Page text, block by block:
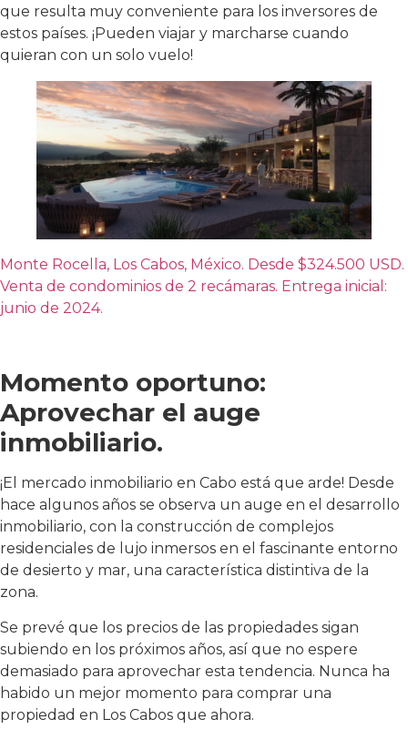
que resulta muy conveniente para los inversores de
estos países. ¡Pueden viajar y marcharse cuando
quieran con un solo vuelo!
Monte Rocella, Los Cabos, México. Desde $324.500 USD.
Venta de condominios de 2 recámaras. Entrega inicial:
junio de 2024.‍
Momento oportuno:
Aprovechar el auge
inmobiliario.
¡El mercado inmobiliario en Cabo está que arde! Desde
hace algunos años se observa un auge en el desarrollo
inmobiliario, con la construcción de complejos
residenciales de lujo inmersos en el fascinante entorno
de desierto y mar, una característica distintiva de la
zona.
Se prevé que los precios de las propiedades sigan
subiendo en los próximos años, así que no espere
demasiado para aprovechar esta tendencia. Nunca ha
habido un mejor momento para comprar una
propiedad en Los Cabos que ahora.